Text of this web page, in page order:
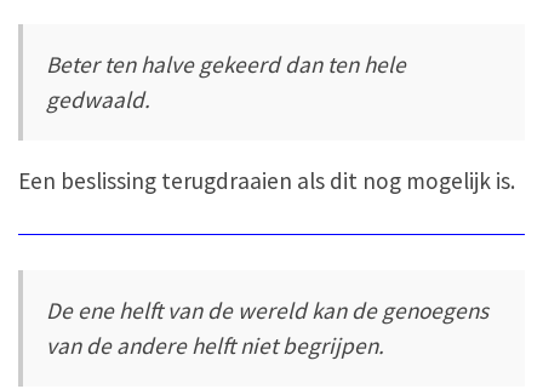
Beter ten halve gekeerd dan ten hele
gedwaald.
Een beslissing terugdraaien als dit nog mogelijk is.
De ene helft van de wereld kan de genoegens
van de andere helft niet begrijpen.